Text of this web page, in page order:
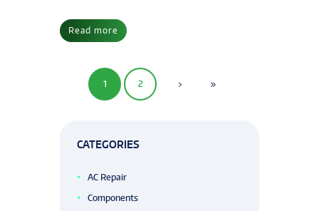
Read more
1 2
CATEGORIES
AC Repair
Components